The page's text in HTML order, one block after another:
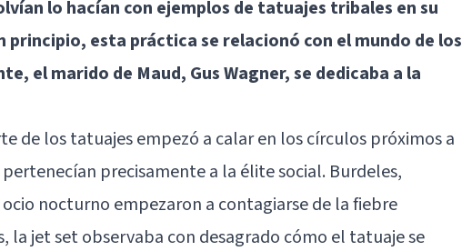
lo hacían con ejemplos de tatuajes tribales en su
principio, esta práctica se relacionó con el mundo de los
el marido de Maud, Gus Wagner, se dedicaba a la
de los tatuajes empezó a calar en los círculos próximos a
precisamente a la élite social. Burdeles,
nocturno empezaron a contagiarse de la fiebre
la jet set observaba con desagrado cómo el tatuaje se